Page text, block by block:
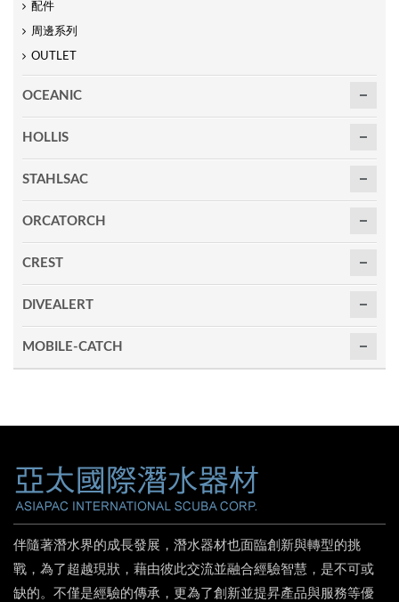
配件
周邊系列
OUTLET
OCEANIC
HOLLIS
STAHLSAC
ORCATORCH
CREST
DIVEALERT
MOBILE-CATCH
伴隨著潛水界的成長發展，潛水器材也面臨創新與轉型的挑
戰，為了超越現狀，藉由彼此交流並融合經驗智慧，是不可或
缺的。不僅是經驗的傳承，更為了創新並提昇產品與服務等優